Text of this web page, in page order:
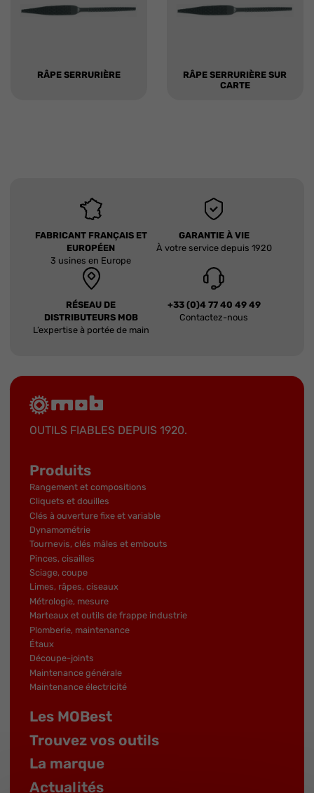
RÂPE SERRURIÈRE
RÂPE SERRURIÈRE SUR
CARTE
FABRICANT FRANÇAIS ET
EUROPÉEN
3 usines en Europe
GARANTIE À VIE
À votre service depuis 1920
RÉSEAU DE
DISTRIBUTEURS MOB
L’expertise à portée de main
+33 (0)4 77 40 49 49
Contactez-nous
OUTILS FIABLES DEPUIS 1920.
Produits
Rangement et compositions
Cliquets et douilles
Clés à ouverture fixe et variable
Dynamométrie
Tournevis, clés mâles et embouts
Pinces, cisailles
Sciage, coupe
Limes, râpes, ciseaux
Métrologie, mesure
Marteaux et outils de frappe industrie
Plomberie, maintenance
Étaux
Découpe-joints
Maintenance générale
Maintenance électricité
Les MOBest
Trouvez vos outils
La marque
Actualités